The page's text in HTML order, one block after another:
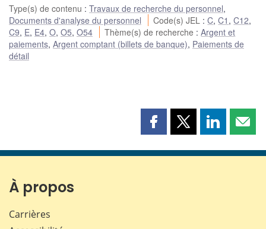
Type(s) de contenu : Travaux de recherche du personnel,
Documents d'analyse du personnel
Code(s) JEL :C,C1 ,C12,
C9, E, E4, O, O5, O54 Thème(s) de recherche :Argent et
paiements, Argent comptant (billets de banque), Paiements de
détail
Partager
page
Partager
page
Partager
page page
À propos
Carrières